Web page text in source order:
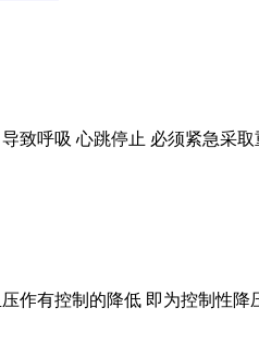
致呼吸 心跳停止 必须紧急采
作有控制的降低 即为控制性